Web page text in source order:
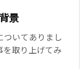
景
ついてありまし
を取り上げてみ